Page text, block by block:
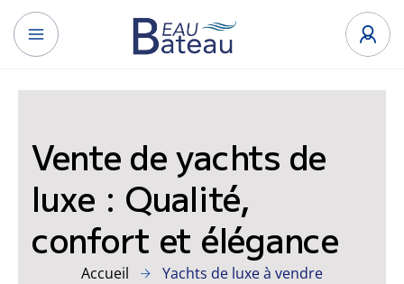
Vente de yachts de
luxe : Qualité,
confort et élégance
Accueil Yachts de luxe à vendre